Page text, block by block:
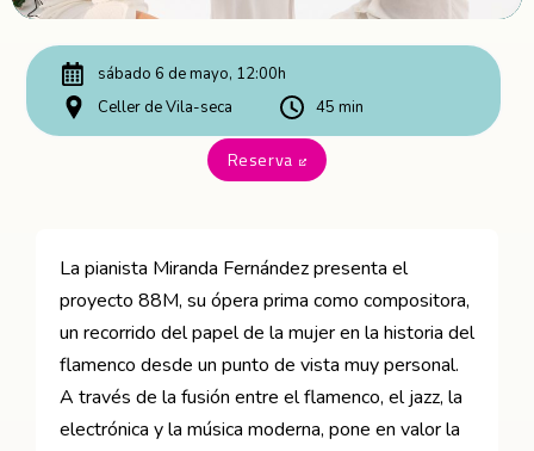
sábado 6 de mayo, 12:00h
Celler de Vila-seca
45 min
Reserva Abre en nueva ventana
La pianista Miranda Fernández presenta el
proyecto 88M, su ópera prima como compositora,
un recorrido del papel de la mujer en la historia del
flamenco desde un punto de vista muy personal.
A través de la fusión entre el flamenco, el jazz, la
electrónica y la música moderna, pone en valor la